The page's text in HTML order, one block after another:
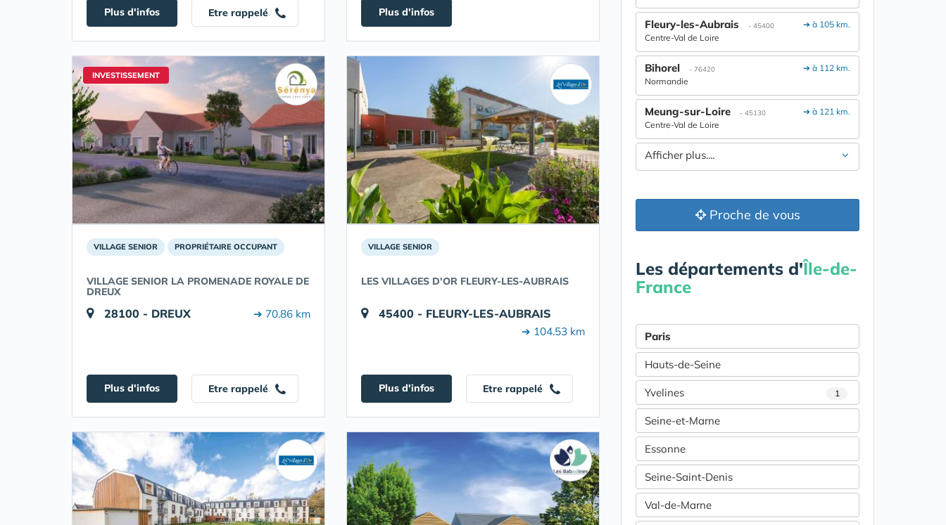
Plus d'infos Etre rappelé Plus d'infos
INVESTISSEMENT
VILLAGE SENIOR PROPRIÉTAIRE OCCUPANT
VILLAGE SENIOR LA PROMENADE ROYALE DE
DREUX
28100 - DREUX ➔ 70.86 km
Plus d'infos Etre rappelé
VILLAGE SENIOR
LES VILLAGES D'OR FLEURY-LES-AUBRAIS
45400 - FLEURY-LES-AUBRAIS
➔ 104.53 km
Plus d'infos Etre rappelé
➔ à 105 km.
Fleury-les-Aubrais - 45400
Centre-Val de Loire
➔ à 112 km.
Bihorel - 76420
Normandie
➔ à 121 km.
Meung-sur-Loire - 45130
Centre-Val de Loire
Afficher plus....
Proche de vous
Les départements d'Île-de-
France
Paris
Hauts-de-Seine
Yvelines 1
Seine-et-Marne
Essonne
Seine-Saint-Denis
Val-de-Marne